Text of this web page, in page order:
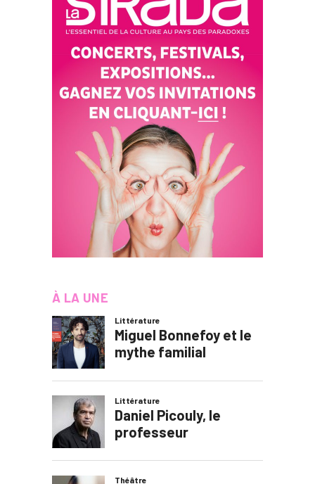
À LA UNE